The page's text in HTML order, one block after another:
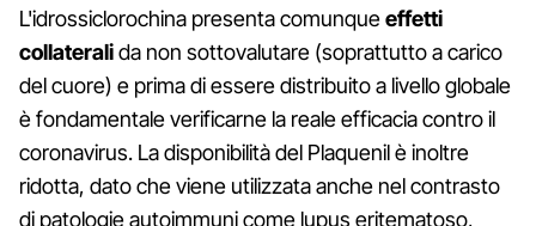
L'idrossiclorochina presenta comunqueeffetti
collateralida non sottovalutare (soprattutto a carico
del cuore) e prima di essere distribuito a livello globale
è fondamentale verificarne la reale efficacia contro il
coronavirus. La disponibilità del Plaquenil è inoltre
ridotta, dato che viene utilizzata anche nel contrasto
di patologie autoimmuni come lupus eritematoso,